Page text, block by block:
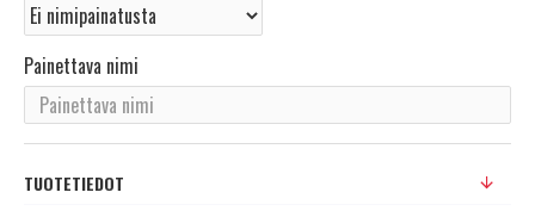
Painettava nimi
TUOTETIEDOT